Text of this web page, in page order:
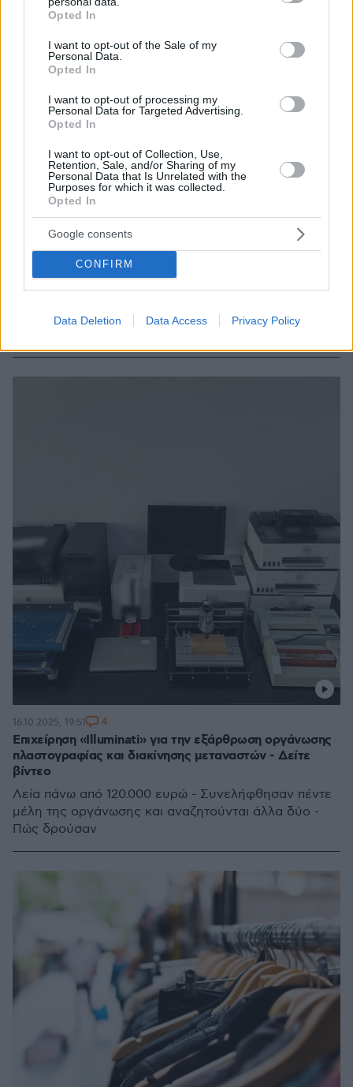
grant or deny consent to Google and its third-party tags to
use your data for below specified purposes in below Google
consent section.
Opted In
I want to opt-out of the Sale of my
Personal Data.
Opted In
I want to opt-out of processing my
Personal Data for Targeted Advertising.
Opted In
I want to opt-out of Collection, Use,
Retention, Sale, and/or Sharing of my
Personal Data that Is Unrelated with the
Purposes for which it was collected.
Opted In
Google consents
CONFIRM
Data Deletion Data Access Privacy Policy
Εντοπίστηκε εργαστήριο κατάρτισης πλαστών
ταξιδιωτικών εγγράφων στην Κυψέλη - Μία σύλληψη
μεταναστών με κόστος που κυμαινόταν κατά
Επιχείρηση «Illuminati» για την εξάρθρωση οργάνωσης
πλαστογραφίας και διακίνησης μεταναστών - Δείτε
βίντεο
Λεία πάνω από 120.000 ευρώ - Συνελήφθησαν πέντε
μέλη της οργάνωσης και αναζητούνται άλλα δύο -
Πώς δρούσαν
16.10.2025, 19:51 4